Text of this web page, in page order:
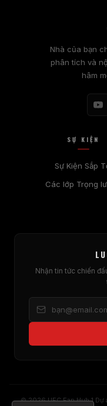
Nhà của bạn
phân tích và
hâm
SỰ KIỆN
Sự Kiện Sắp
Các lớp Trọng
Nhận tin tức chiến
© 2026UFCFan Hub 1